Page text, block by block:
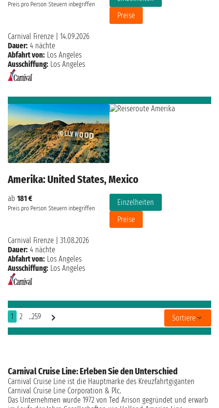
Preis pro Person Steuern inbegriffen
Preise
Carnival Firenze
14.09.2026
Dauer: 4 nächte
Abfahrt von: Los Angeles
Ausschiffung: Los Angeles
Amerika: United States, Mexico
ab 181 €
Preis pro Person Steuern inbegriffen
Einzelheiten
Preise
Carnival Firenze
31.08.2026
Dauer: 4 nächte
Abfahrt von: Los Angeles
Ausschiffung: Los Angeles
1 2 ..259 Sortiere
Carnival Cruise Line: Erleben Sie den Unterschied
Carnival Cruise Line ist die Hauptmarke des Kreuzfahrtgiganten
Carnival Cruise Line Corporation & Plc.
Das Unternehmen wurde 1972 von Ted Arison gegründet und erwarb